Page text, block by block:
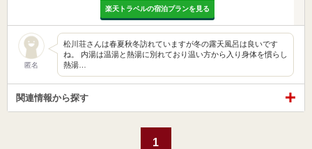
楽天トラベルの宿泊プランを見る
匿名
松川荘さんは春夏秋冬訪れていますが冬の露天風呂は良いです
ね。 内湯は温湯と熱湯に別れており温い方から入り身体を慣らし
熱湯…
関連情報から探す
1